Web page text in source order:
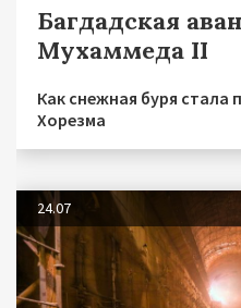
Багдадская
Мухаммеда II
Как снежная буря стала
Хорезма
24.07